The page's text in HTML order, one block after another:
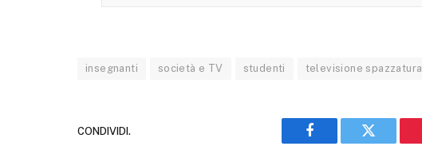
insegnanti società e TV studenti televisione spazzatura
CONDIVIDI.
Facebook X